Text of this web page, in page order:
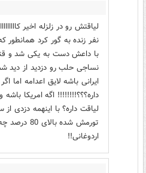
لیاقتش رو در زلزله اخیر
نفر زنده به گور کرد همانطور
با داعش دست به یکی شد و
نساجی حلب رو دزدید از دید
ایرانی باشه لایق اعدامه اما
داره؟؟؟!!!!!!!! اگه امریکا
لیاقت داره؟ با اینهمه دزدی
تورمش شده
اردوغانی!!